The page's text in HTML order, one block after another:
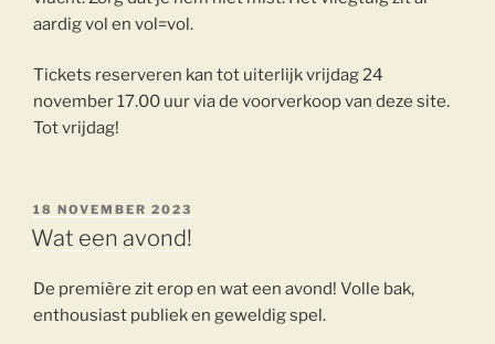
aardig vol en vol=vol.
Tickets reserveren kan tot uiterlijk vrijdag 24
november 17.00 uur via de voorverkoop van deze site.
Tot vrijdag!
GEPLAATST
OP
18 NOVEMBER 2023
Wat een avond!
De première zit erop en wat een avond! Volle bak,
enthousiast publiek en geweldig spel.